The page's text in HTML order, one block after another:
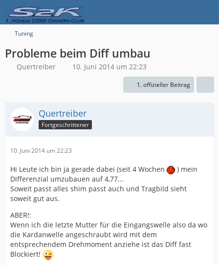
Tuning
Probleme beim Diff umbau
Quertreiber 10. Juni 2014 um 22:23
1. offizieller Beitrag
Quertreiber
Fortgeschrittener
10. Juni 2014 um 22:23
Hi Leute ich bin ja gerade dabei (seit 4 Wochen
) mein
Differenzial umzubauen auf 4,77...
Soweit passt alles shim passt auch und Tragbild sieht
soweit gut aus.
ABER!:
Wenn ich die letzte Mutter für die Eingangswelle also da wo
die Kardanwelle angeschraubt wird mit dem
entsprechendem Drehmoment anziehe ist das Diff fast
Blockiert!